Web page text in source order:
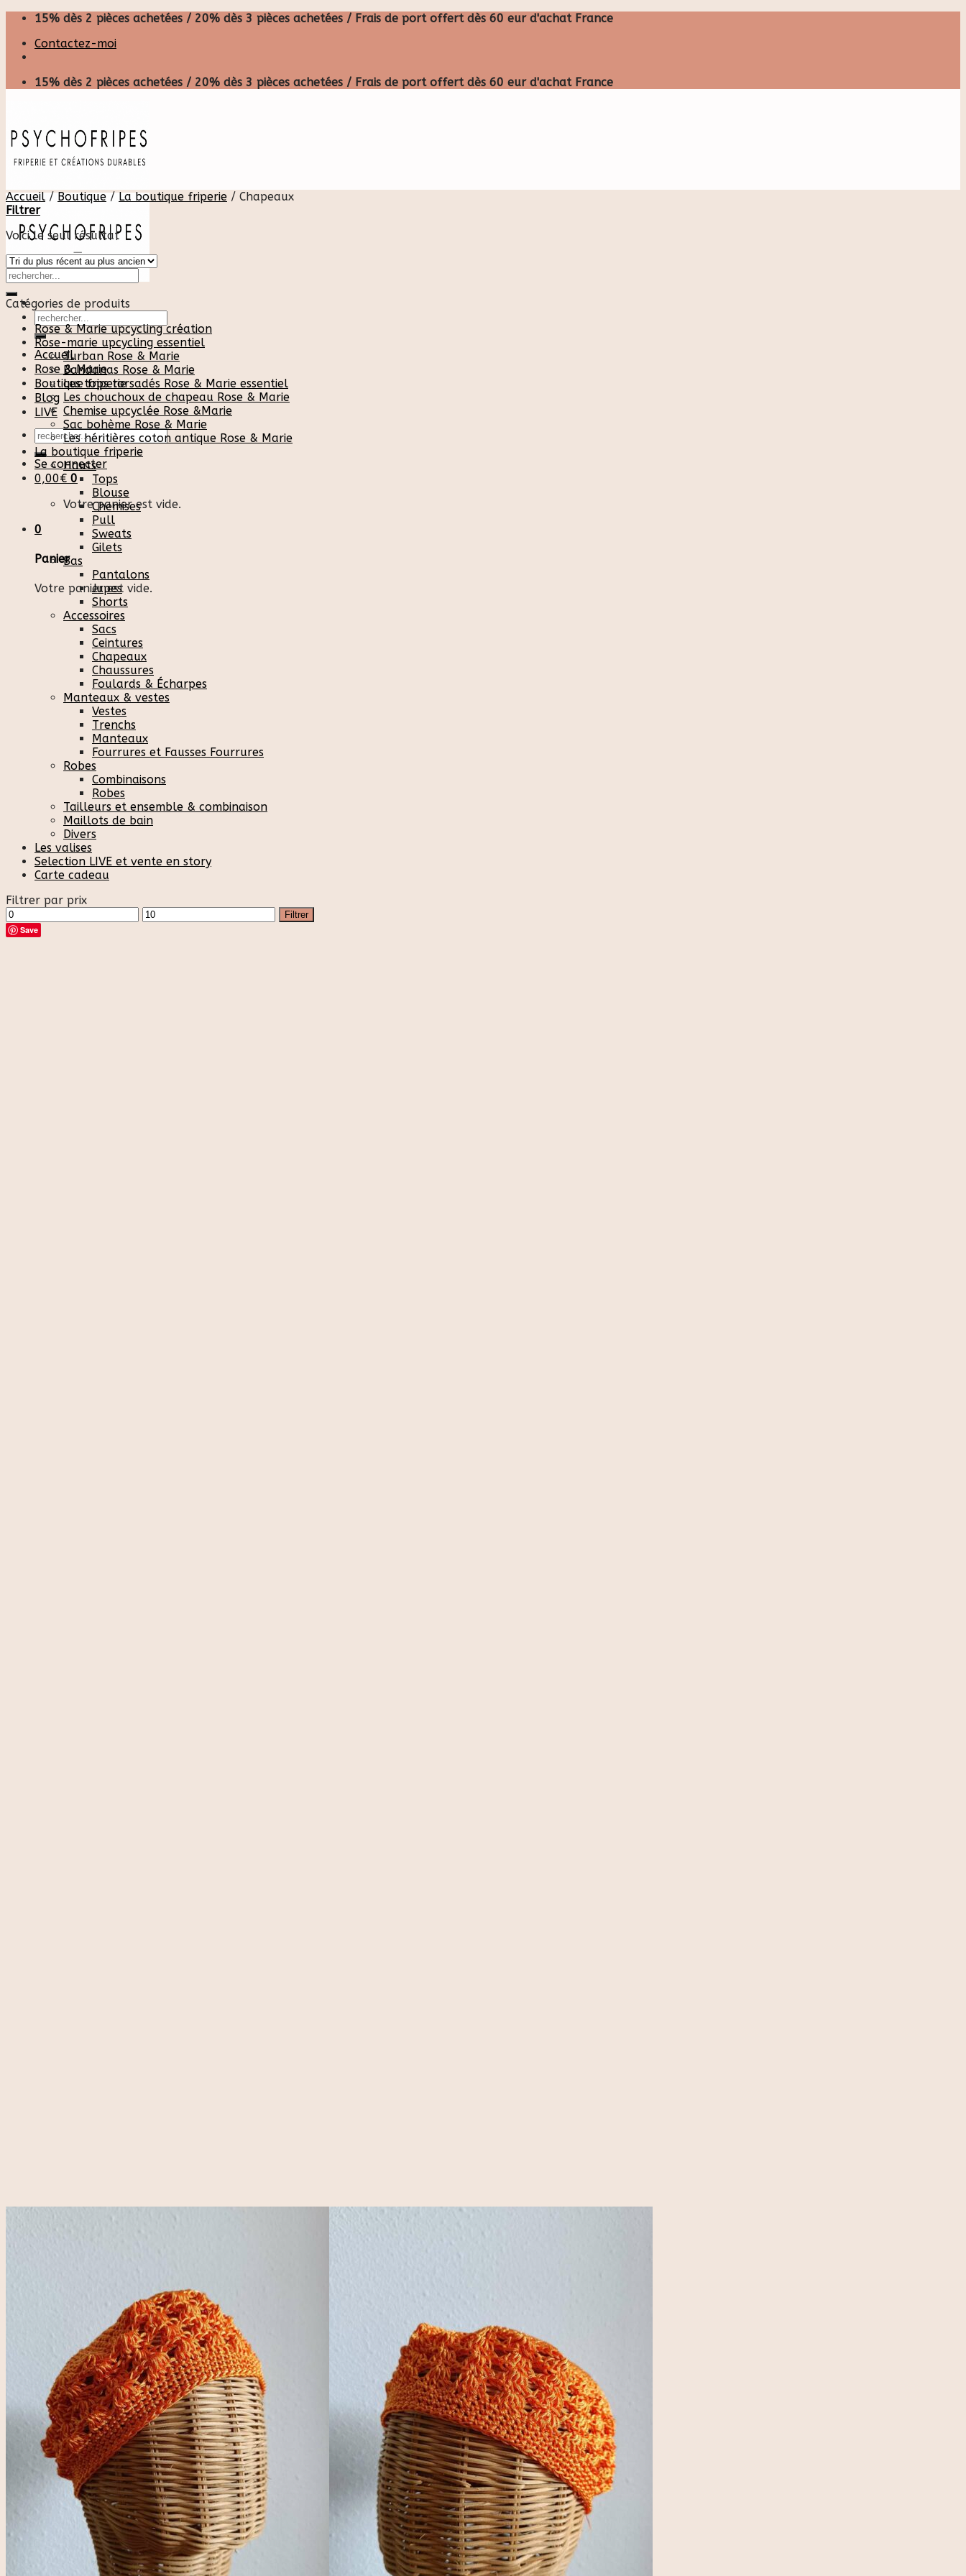
Skip
content
15% dès 2 pièces achetées / 20% dès 3 pièces achetées / Frais de port offert dès 60 eur d'achat France
Contactez-moi
15% dès 2 pièces achetées / 20% dès 3 pièces achetées / Frais de port offert dès 60 eur d'achat France
Recherche
pour :
Accueil
Rose & Marie
Boutique friperie
Blog
LIVE
Recherche
pour :
Se connecter
0,00€ 0
Votre panier est vide.
0
Panier
Votre panier est vide.
Accueil / Boutique / La boutique friperie / Chapeaux
Filtrer
Voici le seul résultat
Catégories de produits
Rose & Marie upcycling création
Rose-marie upcycling essentiel
Turban Rose & Marie
Bandanas Rose & Marie
Les tops torsadés Rose & Marie essentiel
Les chouchoux de chapeau Rose & Marie
Chemise upcyclée Rose &Marie
Sac bohème Rose & Marie
Les héritières coton antique Rose & Marie
La boutique friperie
Hauts
Tops
Blouse
Chemises
Pull
Sweats
Gilets
Bas
Pantalons
Jupes
Shorts
Accessoires
Sacs
Ceintures
Chapeaux
Chaussures
Foulards & Écharpes
Manteaux & vestes
Vestes
Trenchs
Manteaux
Fourrures et Fausses Fourrures
Robes
Combinaisons
Robes
Tailleurs et ensemble & combinaison
Maillots de bain
Divers
Les valises
Selection LIVE et vente en story
Carte cadeau
Filtrer par prix
Prix
min
Prix
max
Filtrer
Save